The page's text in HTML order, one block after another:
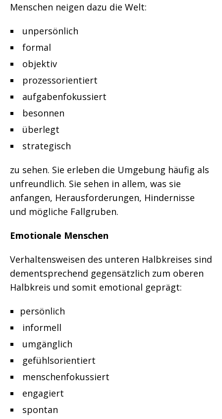
Menschen neigen dazu die Welt:
unpersönlich
formal
objektiv
prozessorientiert
aufgabenfokussiert
besonnen
überlegt
strategisch
zu sehen. Sie erleben die Umgebung häufig als
unfreundlich. Sie sehen in allem, was sie
anfangen, Herausforderungen, Hindernisse
und mögliche Fallgruben.
Emotionale Menschen
Verhaltensweisen des unteren Halbkreises sind
dementsprechend gegensätzlich zum oberen
Halbkreis und somit emotional geprägt:
persönlich
informell
umgänglich
gefühlsorientiert
menschenfokussiert
engagiert
spontan